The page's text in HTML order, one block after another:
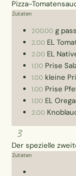
Pizza-
Zutaten
200.00 g
2.00 EL
2.00 EL
1.00 Prise
1.00 kleine
1.00 Prise
1.00 EL
2.00
3
Der spezielle
Zutaten